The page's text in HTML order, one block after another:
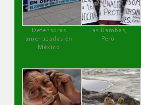
Defensoras
amenazadas en
México
Las Bambas,
Perú